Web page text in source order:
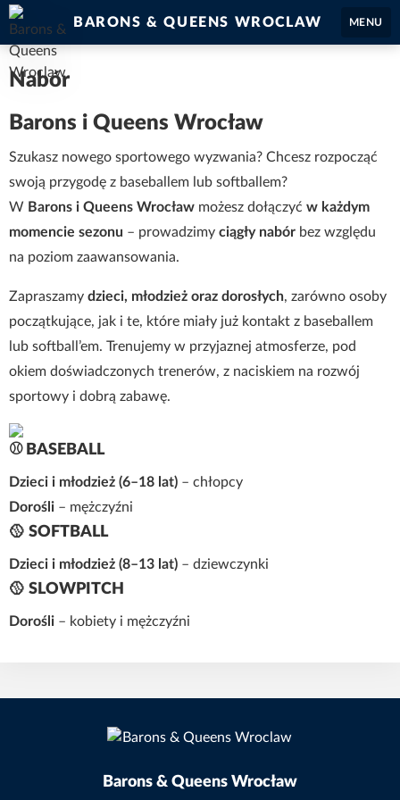
BARONS & QUEENS WROCLAW MENU
Nabór
Barons i Queens Wrocław
Szukasz nowego sportowego wyzwania? Chcesz rozpocząć
swoją przygodę z baseballem lub softballem?
W Barons i Queens Wrocław możesz dołączyć w każdym
momencie sezonu – prowadzimy ciągły nabór bez względu
na poziom zaawansowania.
Zapraszamy dzieci, młodzież oraz dorosłych, zarówno osoby
początkujące, jak i te, które miały już kontakt z baseballem
lub softball’em. Trenujemy w przyjaznej atmosferze, pod
okiem doświadczonych trenerów, z naciskiem na rozwój
sportowy i dobrą zabawę.
⚾ BASEBALL
Dzieci i młodzież (6–18 lat) – chłopcy
Dorośli – mężczyźni
🥎 SOFTBALL
Dzieci i młodzież (8–13 lat) – dziewczynki
🥎 SLOWPITCH
Dorośli – kobiety i mężczyźni
Barons & Queens Wrocław